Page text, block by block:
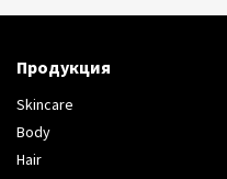
Продукция
Skincare
Body
Hair